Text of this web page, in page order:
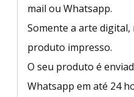
mail ou Whatsapp.
Somente a arte
produto impresso.
O seu produto é
Whatsapp em até 24